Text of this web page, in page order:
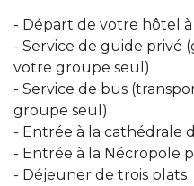
- Départ de votre hôtel
- Service de guide privé
votre groupe seul)
- Service de bus
groupe seul)
- Entrée à la cathédrale
- Entrée à la Nécropole
- Déjeuner de trois plats